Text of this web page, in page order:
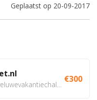
Geplaatst op 20-09-2017
€300